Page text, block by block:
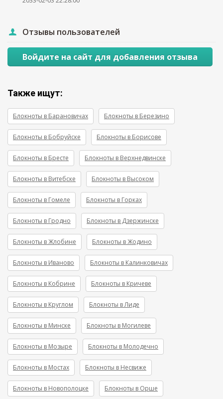
Отзывы пользователей
Войдите на сайт для добавления отзыва
Также ищут:
Блокноты в Барановичах Блокноты в Березино
Блокноты в Бобруйске Блокноты в Борисове
Блокноты в Бресте Блокноты в Верхнедвинске
Блокноты в Витебске Блокноты в Высоком
Блокноты в Гомеле Блокноты в Горках
Блокноты в Гродно Блокноты в Дзержинске
Блокноты в Жлобине Блокноты в Жодино
Блокноты в Иваново Блокноты в Калинковичах
Блокноты в Кобрине Блокноты в Кричеве
Блокноты в Круглом Блокноты в Лиде
Блокноты в Минске Блокноты в Могилеве
Блокноты в Мозыре Блокноты в Молодечно
Блокноты в Мостах Блокноты в Несвиже
Блокноты в Новополоцке Блокноты в Орше